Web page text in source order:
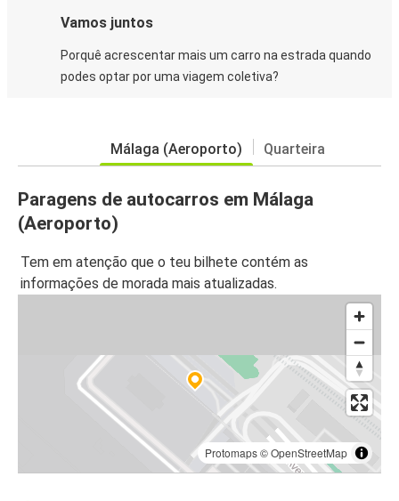
Vamos juntos
Porquê acrescentar mais um carro na estrada quando
podes optar por uma viagem coletiva?
Málaga (Aeroporto) Quarteira
Paragens de autocarros em Málaga
(Aeroporto)
Tem em atenção que o teu bilhete contém as
informações de morada mais atualizadas.
Protomaps©OpenStreetMap